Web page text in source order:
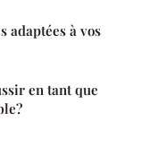
adaptées à vos
en tant que